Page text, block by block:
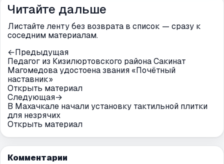
Читайте дальше
Листайте ленту без возврата в список — сразу к
соседним материалам.
←Предыдущая
Педагог из Кизилюртовского района Сакинат
Магомедова удостоена звания «Почётный
наставник»
Открыть материал
Следующая→
В Махачкале начали установку тактильной плитки
для незрячих
Открыть материал
Комментарии